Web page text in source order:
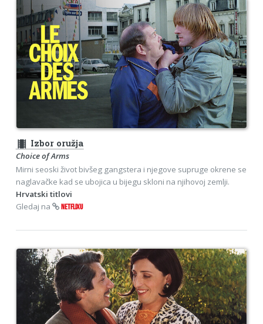
theaters Izbor oružja
Choice of Arms
Mirni seoski život bivšeg gangstera i njegove supruge okrene se
naglavačke kad se ubojica u bijegu skloni na njihovoj zemlji.
Hrvatski titlovi
Gledaj na
NETFLIXU